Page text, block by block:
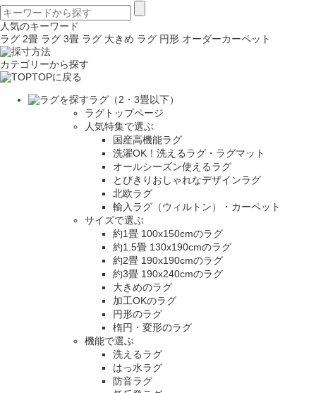
人気のキーワード
ラグ 2畳 ラグ 3畳 ラグ 大きめ ラグ 円形 オーダーカーペット
カテゴリーから探す
TOPに戻る
ラグ（2・3畳以下）
ラグトップページ
人気特集で選ぶ
国産高機能ラグ
洗濯OK！洗えるラグ・ラグマット
オールシーズン使えるラグ
とびきりおしゃれなデザインラグ
北欧ラグ
輸入ラグ（ウィルトン）・カーペット
サイズで選ぶ
約1畳 100x150cmのラグ
約1.5畳 130x190cmのラグ
約2畳 190x190cmのラグ
約3畳 190x240cmのラグ
大きめのラグ
加工OKのラグ
円形のラグ
楕円・変形のラグ
機能で選ぶ
洗えるラグ
はっ水ラグ
防音ラグ